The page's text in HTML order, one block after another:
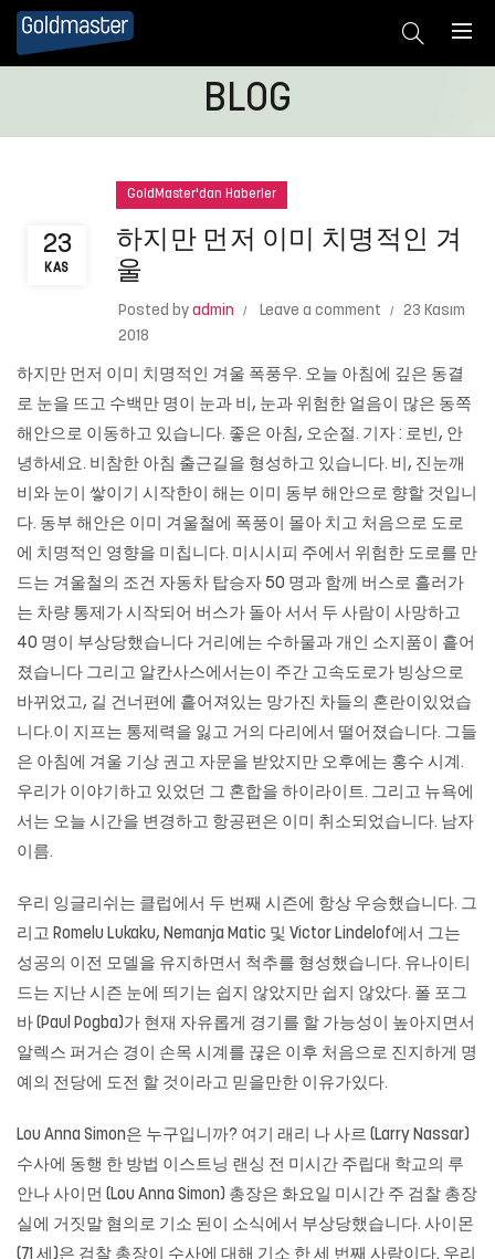
BLOG
23
KAS
GoldMaster'dan Haberler
하지만 먼저 이미 치명적인 겨
울
Posted by admin Leave a comment
23 Kasım
2018
하지만 먼저 이미 치명적인 겨울 폭풍우. 오늘 아침에 깊은 동결
로 눈을 뜨고 수백만 명이 눈과 비, 눈과 위험한 얼음이 많은 동쪽
해안으로 이동하고 있습니다. 좋은 아침, 오순절. 기자 : 로빈, 안
녕하세요. 비참한 아침 출근길을 형성하고 있습니다. 비, 진눈깨
비와 눈이 쌓이기 시작한이 해는 이미 동부 해안으로 향할 것입니
다. 동부 해안은 이미 겨울철에 폭풍이 몰아 치고 처음으로 도로
에 치명적인 영향을 미칩니다. 미시시피 주에서 위험한 도로를 만
드는 겨울철의 조건 자동차 탑승자 50 명과 함께 버스로 흘러가
는 차량 통제가 시작되어 버스가 돌아 서서 두 사람이 사망하고
40 명이 부상당했습니다 거리에는 수하물과 개인 소지품이 흩어
졌습니다 그리고 알칸사스에서는이 주간 고속도로가 빙상으로
바뀌었고, 길 건너편에 흩어져있는 망가진 차들의 혼란이있었습
니다.이 지프는 통제력을 잃고 거의 다리에서 떨어졌습니다. 그들
은 아침에 겨울 기상 권고 자문을 받았지만 오후에는 홍수 시계.
우리가 이야기하고 있었던 그 혼합을 하이라이트. 그리고 뉴욕에
서는 오늘 시간을 변경하고 항공편은 이미 취소되었습니다. 남자
이름.
우리 잉글리쉬는 클럽에서 두 번째 시즌에 항상 우승했습니다. 그
리고 Romelu Lukaku, Nemanja Matic 및 Victor Lindelof에서 그는
성공의 이전 모델을 유지하면서 척추를 형성했습니다. 유나이티
드는 지난 시즌 눈에 띄기는 쉽지 않았지만 쉽지 않았다. 폴 포그
바 (Paul Pogba)가 현재 자유롭게 경기를 할 가능성이 높아지면서
알렉스 퍼거슨 경이 손목 시계를 끊은 이후 처음으로 진지하게 명
예의 전당에 도전 할 것이라고 믿을만한 이유가있다.
Lou Anna Simon은 누구입니까? 여기 래리 나 사르 (Larry Nassar)
수사에 동행 한 방법 이스트닝 랜싱 전 미시간 주립대 학교의 루
안나 사이먼 (Lou Anna Simon) 총장은 화요일 미시간 주 검찰 총장
실에 거짓말 혐의로 기소 된이 소식에서 부상당했습니다. 사이몬
(71 세)은 검찰 총장이 수사에 대해 기소 한 세 번째 사람이다. 우리